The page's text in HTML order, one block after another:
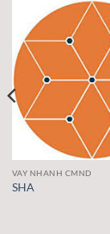
VAY NHANH CMND
SHA